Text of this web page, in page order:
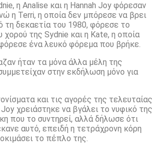
η Analise και η Hannah Joy φόρεσαν
η Terri, η οποία δεν μπόρεσε να βρει
τη δεκαετία του 1980, φόρεσε το
της Sydnie και η Kate, η οποία
ένα λευκό φόρεμα που βρήκε.
ήταν τα μόνα άλλα μέλη της
στην εκδήλωση μόνο για
και τις αγορές της τελευταίας
Joy χρειάστηκε να βγάλει το νυφικό της
που το συντηρεί, αλλά δήλωσε ότι
αυτό, επειδή η τετράχρονη κόρη
το πέπλο της.